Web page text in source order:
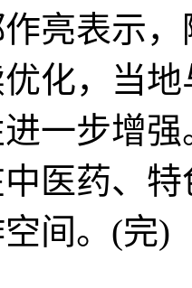
亮表示
化，当
一步增
医药、
间。(完)